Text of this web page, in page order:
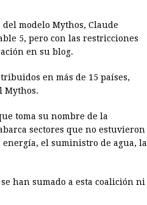
modelo Mythos, Claude
5, pero con las restricciones
en su blog.
en más de 15 países,
Mythos.
toma su nombre de la
sectores que no estuvieron
el suministro de agua, la
han sumado a esta coalición ni